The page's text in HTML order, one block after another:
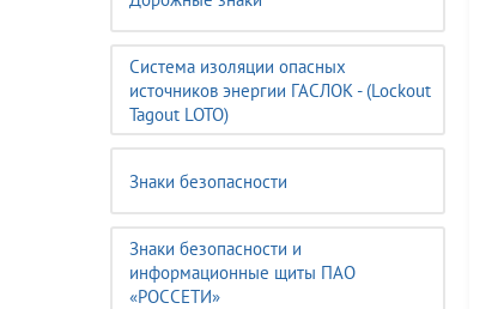
Система изоляции опасных
источников энергии ГАСЛОК - (Lockout
Tagout LOTO)
Знаки безопасности
Знаки безопасности и
информационные щиты ПАО
«РОССЕТИ»